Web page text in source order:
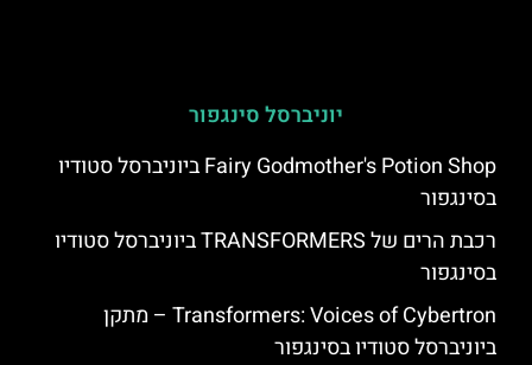
יוניברסל סינגפור
Fairy Godmother's Potion Shop ביוניברסל סטודיו
בסינגפור
רכבת הרים של TRANSFORMERS ביוניברסל סטודיו
בסינגפור
Transformers: Voices of Cybertron – מתקן
ביוניברסל סטודיו בסינגפור